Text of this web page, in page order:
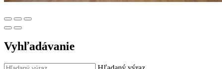
Vyhľadávanie